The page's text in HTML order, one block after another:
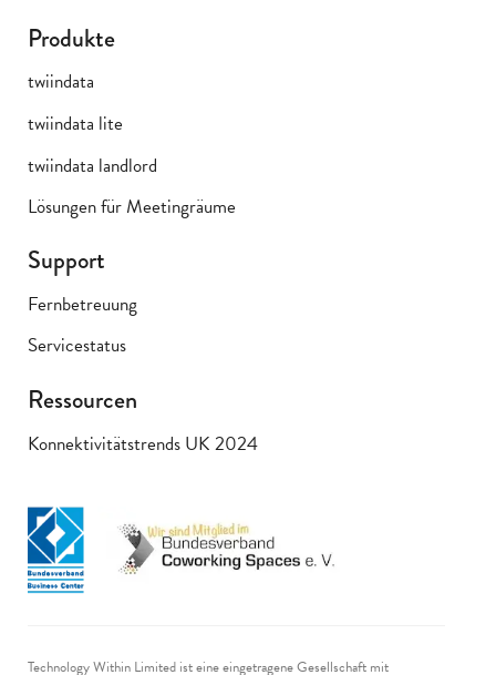
Produkte
twiindata
twiindata lite
twiindata landlord
Lösungen für Meetingräume
Support
Fernbetreuung
Servicestatus
Ressourcen
Konnektivitätstrends UK 2024
Technology Within Limited ist eine eingetragene Gesellschaft mit